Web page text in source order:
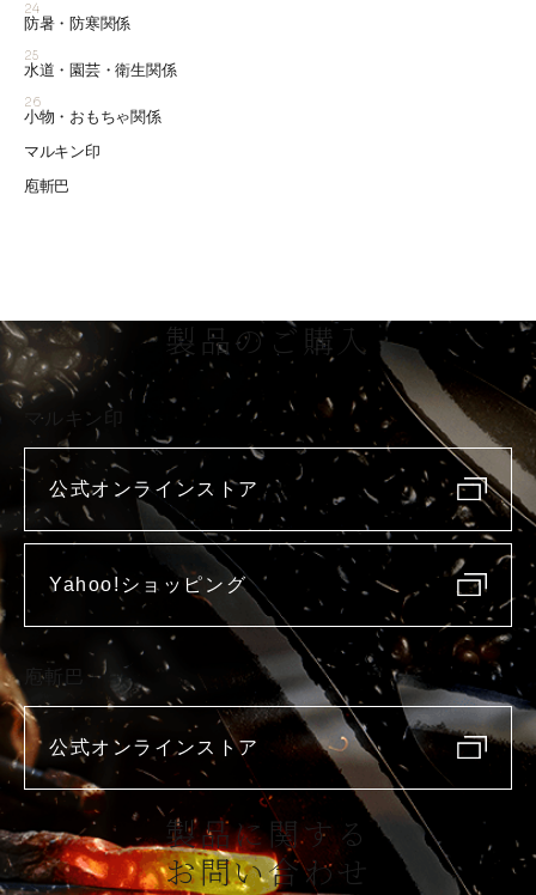
24
防暑・防寒関係
25
水道・園芸・衛生関係
26
小物・おもちゃ関係
マルキン印
庖斬巴
製品のご購入
マルキン印
公式オンラインストア
Yahoo!ショッピング
庖斬巴
公式オンラインストア
製品に関する
お問い合わせ